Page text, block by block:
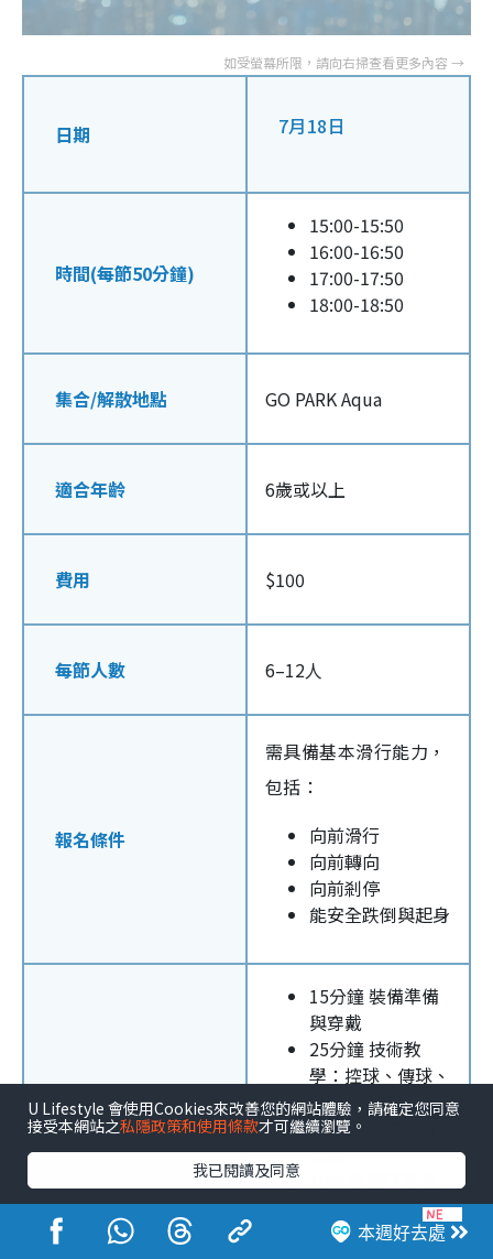
日期 7月18日
時間(每節50分鐘)
15:00-15:50
16:00-16:50
17:00-17:50
18:00-18:50
集合/解散地點 GO PARK Aqua
適合年齡 6歲或以上
費用 $100
每節人數 6–12人
報名條件
需具備基本滑行能力，
包括：
向前滑行
向前轉向
向前剎停
能安全跌倒與起身
課程內容
15分鐘 裝備準備
與穿戴
25分鐘 技術教
學：控球、傳球、
射門與防守
10分鐘 趣味迷你
比賽
與清潔場地
本週好去處
U Lifestyle 會使用Cookies來改善您的網站體驗，請確定您同意
接受本網站之私隱政策和使用條款才可繼續瀏覽。
我已閱讀及同意